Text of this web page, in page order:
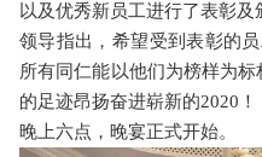
以及优秀新员工进行了表彰及
领导指出，希望受到表彰的
所有同仁能以他们为榜样为标
的足迹昂扬奋进崭新的2020 ！
晚上六点，晚宴正式开始。